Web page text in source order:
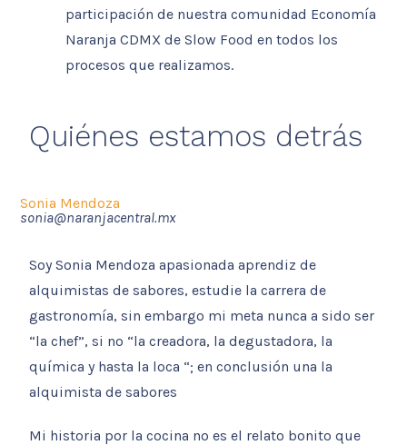
participación de nuestra comunidad Economía
Naranja CDMX de Slow Food en todos los
procesos que realizamos.
Quiénes estamos detrás
Sonia Mendoza
sonia@naranjacentral.mx
Soy Sonia Mendoza apasionada aprendiz de
alquimistas de sabores, estudie la carrera de
gastronomía, sin embargo mi meta nunca a sido ser
“la chef”, si no “la creadora, la degustadora, la
química y hasta la loca “; en conclusión una la
alquimista de sabores
Mi historia por la cocina no es el relato bonito que